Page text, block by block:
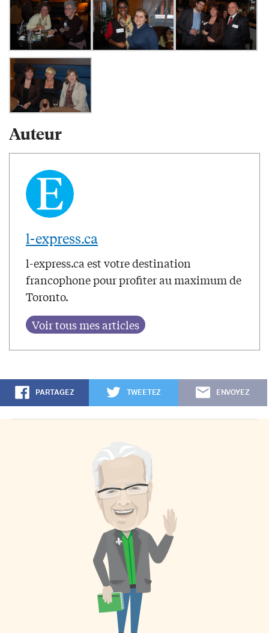
Auteur
l-express.ca
l-express.ca est votre destination
francophone pour profiter au maximum de
Toronto.
PARTAGEZ TWEETEZ ENVOYEZ